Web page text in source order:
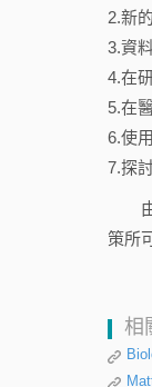
2.新
3.資
4.在
5.在
6.使
7.探
由
策所
相